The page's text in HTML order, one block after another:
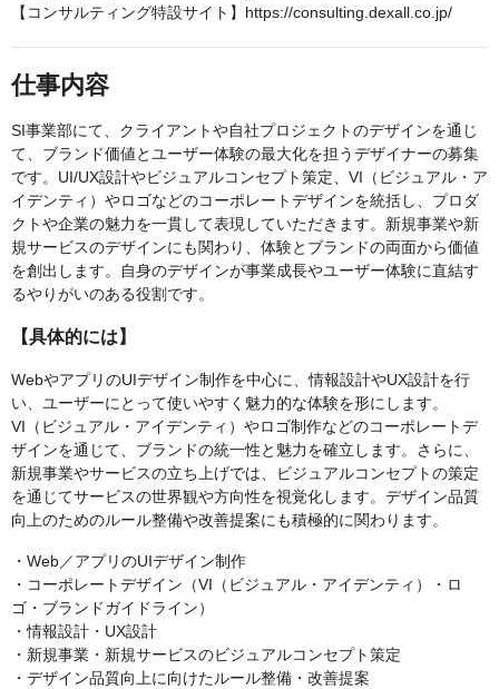
【コンサルティング特設サイト】https://consulting.dexall.co.jp/
仕事内容
SI事業部にて、クライアントや自社プロジェクトのデザインを通じ
て、ブランド価値とユーザー体験の最大化を担うデザイナーの募集
です。UI/UX設計やビジュアルコンセプト策定、VI（ビジュアル・ア
イデンティ）やロゴなどのコーポレートデザインを統括し、プロダ
クトや企業の魅力を一貫して表現していただきます。新規事業や新
規サービスのデザインにも関わり、体験とブランドの両面から価値
を創出します。自身のデザインが事業成長やユーザー体験に直結す
るやりがいのある役割です。
【具体的には】
WebやアプリのUIデザイン制作を中心に、情報設計やUX設計を行
い、ユーザーにとって使いやすく魅力的な体験を形にします。
VI（ビジュアル・アイデンティ）やロゴ制作などのコーポレートデ
ザインを通じて、ブランドの統一性と魅力を確立します。さらに、
新規事業やサービスの立ち上げでは、ビジュアルコンセプトの策定
を通じてサービスの世界観や方向性を視覚化します。デザイン品質
向上のためのルール整備や改善提案にも積極的に関わります。
・Web／アプリのUIデザイン制作
・コーポレートデザイン（VI（ビジュアル・アイデンティ）・ロ
ゴ・ブランドガイドライン）
・情報設計・UX設計
・新規事業・新規サービスのビジュアルコンセプト策定
・デザイン品質向上に向けたルール整備・改善提案